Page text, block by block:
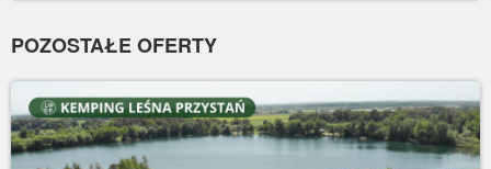
POZOSTAŁE OFERTY